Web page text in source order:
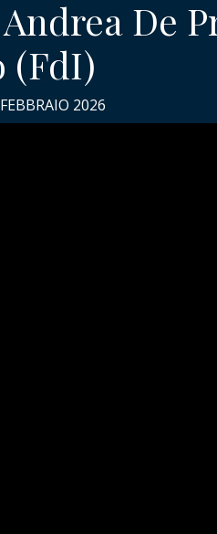
De
(FdI)
2026